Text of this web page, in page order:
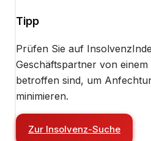
Tipp
Prüfen Sie auf
Geschäftspartner von
betroffen sind, um
minimieren.
Zur Insolvenz-Suche